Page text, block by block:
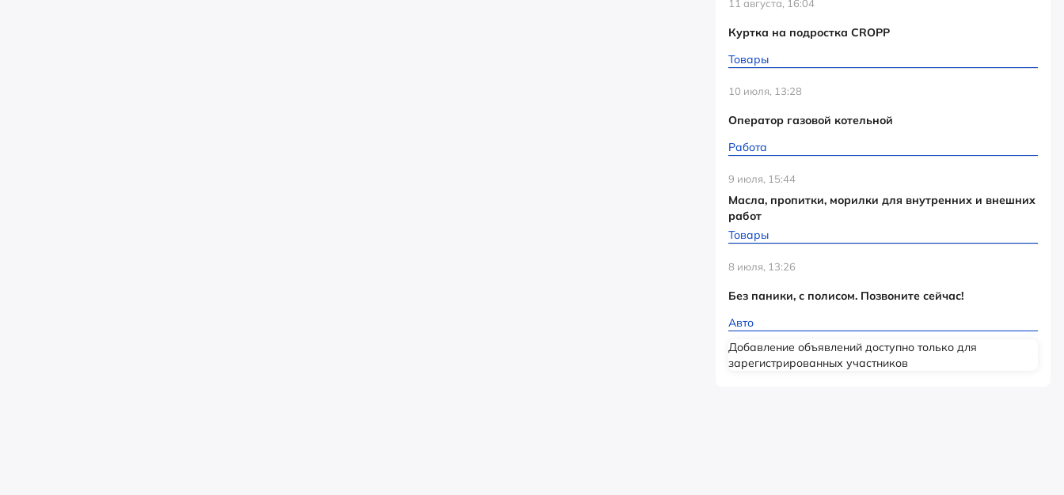
11 августа, 16:04
Куртка на подростка CROPP
Товары
10 июля, 13:28
Оператор газовой котельной
Работа
9 июля, 15:44
Масла, пропитки, морилки для внутренних и внешних
работ
Товары
8 июля, 13:26
Без паники, с полисом. Позвоните сейчас!
Авто
Добавление объявлений доступно только для
зарегистрированных участников